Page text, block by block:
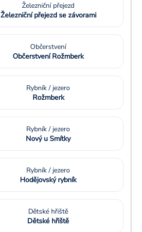
Železniční přejezd
Železniční přejezd se závorami
Občerstvení
Občerstvení Rožmberk
Rybník / jezero
Rožmberk
Rybník / jezero
Nový u Smítky
Rybník / jezero
Hodějovský rybník
Dětské hřiště
Dětské hřiště